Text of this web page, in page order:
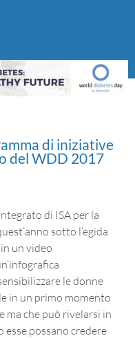
di iniziative
del WDD 2017
di ISA per la
sotto l’egida
un video
le donne
in un primo momento
che può rivelarsi in
possano credere